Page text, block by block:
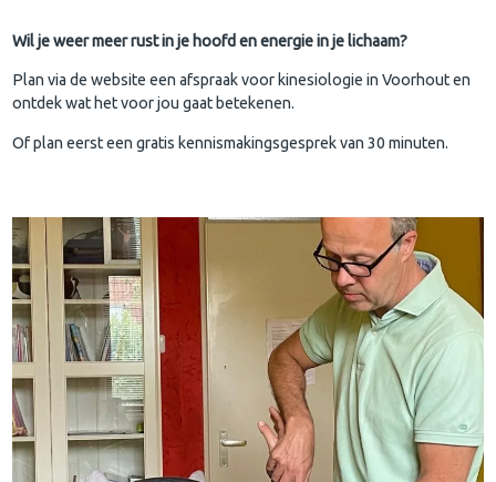
Wil je weer meer rust in je hoofd en energie in je lichaam?
Plan via de website een afspraak voor kinesiologie in Voorhout en
ontdek wat het voor jou gaat betekenen.
Of plan eerst een gratis kennismakingsgesprek van 30 minuten.